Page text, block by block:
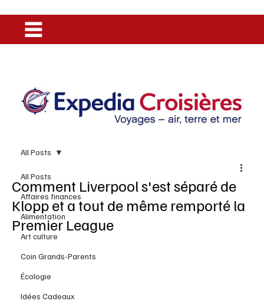
All Posts
Affaires finances
Alimentation
Art culture
Coin Grands-Parents
Écologie
Idées Cadeaux
All Posts
Comment Liverpool s'est séparé de
Klopp et a tout de même remporté la
Premier League